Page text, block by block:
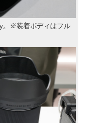
。※装着ボディはフル